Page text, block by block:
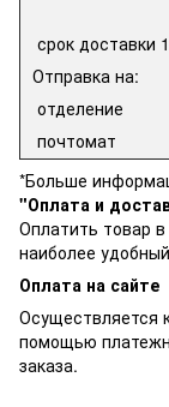
срок доставки
Отправка на:
отделение
почтомат
*Больше
"Оплата и
Оплатить товар
наиболее
Оплата на сайте
Осуществляется
помощью
заказа.